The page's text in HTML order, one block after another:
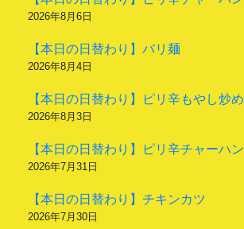
2026年8月6日
【本日の日替わり】バリ麺
2026年8月4日
【本日の日替わり】ピリ辛もやし炒め
2026年8月3日
【本日の日替わり】ピリ辛チャーハン
2026年7月31日
【本日の日替わり】チキンカツ
2026年7月30日